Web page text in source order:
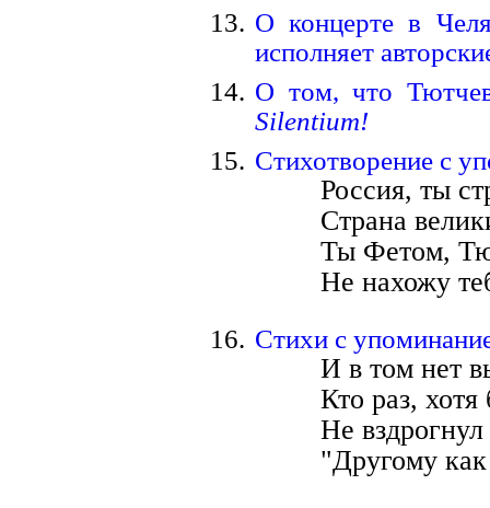
О концерте в
исполняет
О том, что
Silentium!
Стихотворение с
Россия, ты
Страна
Ты Фетом,
Не нахожу
Стихи с
И в том нет
Кто раз, хотя
Не
"Другому